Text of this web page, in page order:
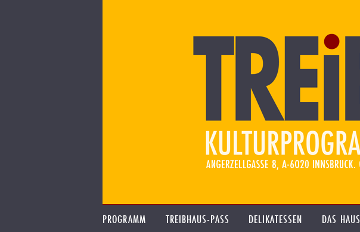
PROGRAMM TREIBHAUS-PASS DELIKATESSEN DAS HAUS